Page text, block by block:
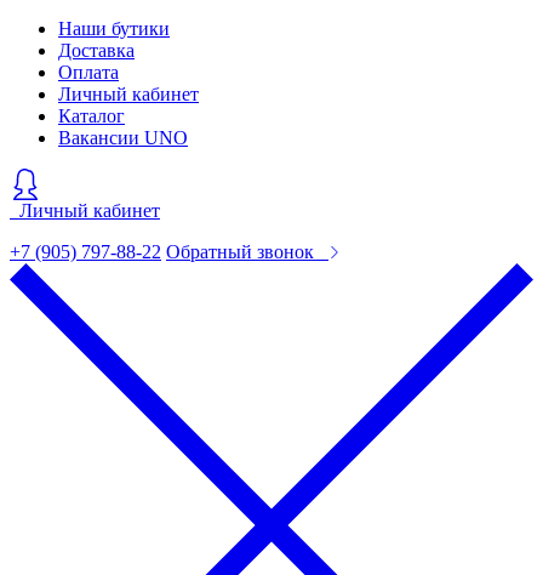
Наши бутики
Доставка
Оплата
Личный кабинет
Каталог
Вакансии UNO
Личный кабинет
+7 (905) 797-88-22 Обратный звонок